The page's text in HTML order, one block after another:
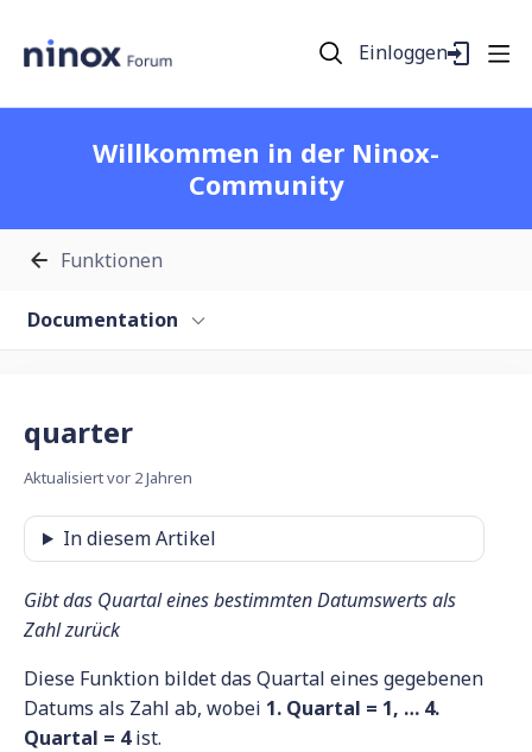
Einloggen
Willkommen in der Ninox-
Community
Funktionen
Documentation
quarter
Aktualisiertvor 2 Jahren
In diesem Artikel
Gibt das Quartal eines bestimmten Datumswerts als
Zahl zurück
Diese Funktion bildet das Quartal eines gegebenen
Datums als Zahl ab, wobei 1. Quartal = 1, … 4.
Quartal = 4ist.